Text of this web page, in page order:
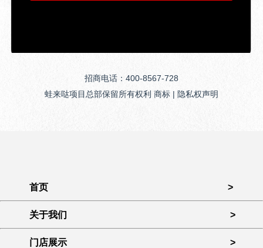
招商电话：400-8567-728
蛙来哒项目总部保留所有权利 商标 | 隐私权声明
首页 >
关于我们 >
门店展示 >